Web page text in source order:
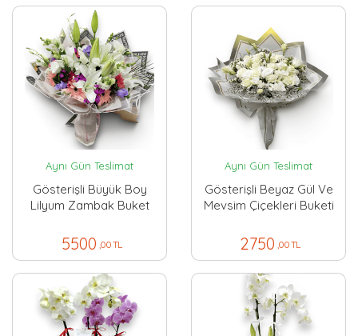
Aynı Gün Teslimat
Gösterişli Büyük Boy
Lilyum Zambak Buket
5500 ,00 TL
Aynı Gün Teslimat
Gösterişli Beyaz Gül Ve
Mevsim Çiçekleri Buketi
2750 ,00 TL